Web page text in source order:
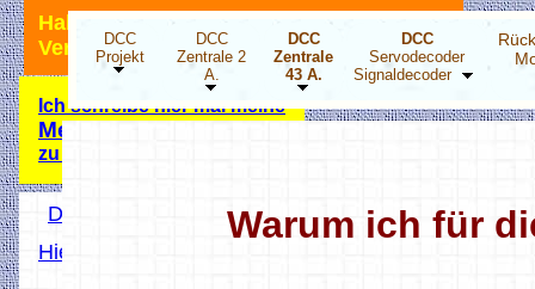
Hallo Modellbahnfreunde, ich bin für
Verbesserungsvorschläge dankbar.
Ich schreibe hier mal meine
Meinung
zu der Energiewende!
DCC
Projekt
DCC
Zentrale 2
A.
DCC
Zentrale
43 A.
DCC
Servodecoder
Signaldecoder
DCC Projekt Übersicht
Hier wird ihnen geholfen
Warum ich für